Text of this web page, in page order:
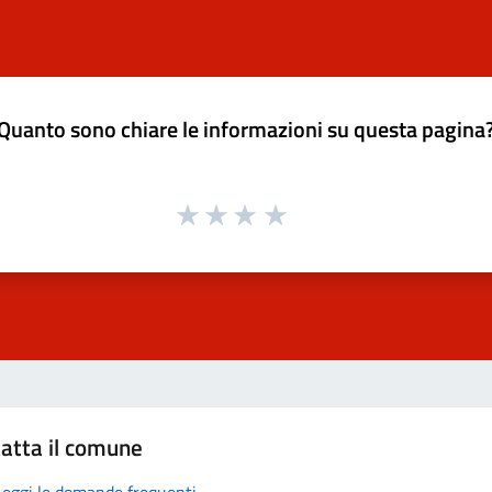
sono chiare le informazioni su questa
il comune